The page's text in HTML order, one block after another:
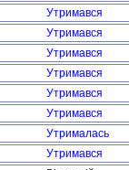
Утримався
Утримався
Утримався
Утримався
Утримався
Утримався
Утрималась
Утримався